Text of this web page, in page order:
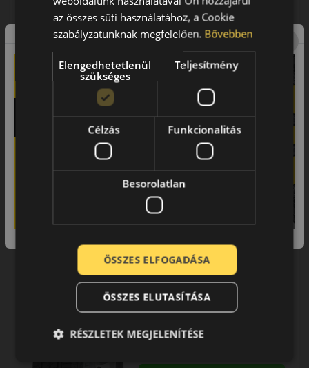
100% online 7 perc
FIZETHETEK RÉSZLETEKBEN?
NYÁRI GUMI
195/75R16C (107) T
az összes süti használatához, a Cookie
szabályzatunknak megfelelően. Bővebben
Elengedhetetlenül
szükséges
Teljesítmény
Célzás Funkcionalitás
Besorolatlan
ÖSSZES ELFOGADÁSA
ÖSSZES ELUTASÍTÁSA
RÉSZLETEK MEGJELENÍTÉSE